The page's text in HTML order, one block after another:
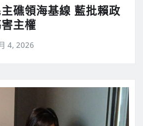
礁領海基線 藍批賴政
主權
4, 2026